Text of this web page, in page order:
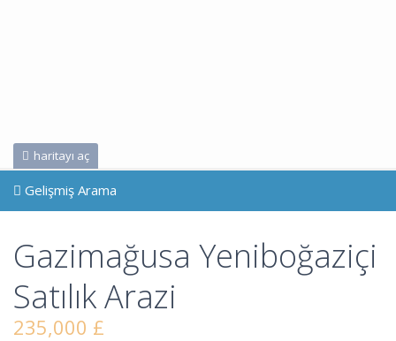
haritayı aç
Gelişmiş Arama
Gazimağusa Yeniboğaziçi
Satılık Arazi
235,000 £